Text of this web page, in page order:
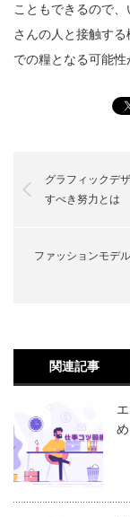
こともできるので
さんの人と接触す
での糧となる可能性
グラフィックデ
すべき努力とは
ファッションモデ
関連記事